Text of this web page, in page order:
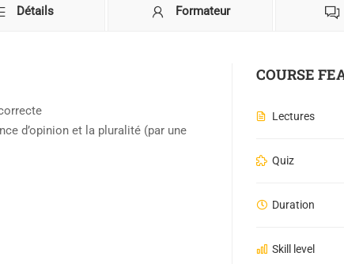
Détails Formateur
d’opinion et la pluralité (par une
COURSE
Lectures
Quiz
Duration
Skill level